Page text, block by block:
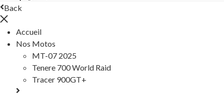
Back
Accueil
Nos Motos
MT-07 2025
Tenere 700 World Raid
Tracer 900GT+